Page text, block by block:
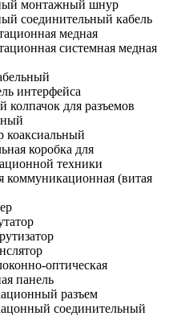
монтажный шнур
соединительный кабель
медная
системная медная
интерфейса
для разъемов
коаксиальный
коробка для
техники
коммуникационная (витая
оптическая
панель
разъем
соединительный